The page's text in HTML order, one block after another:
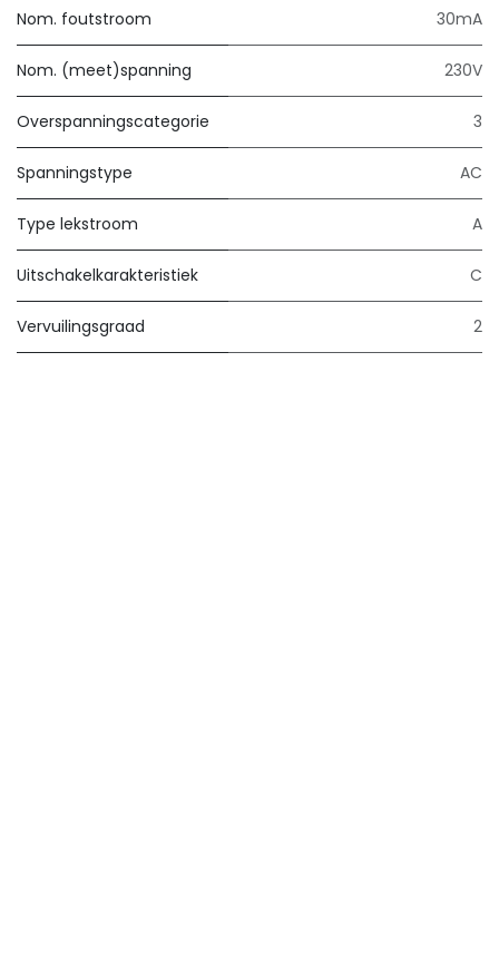
Nom. foutstroom 30mA
Nom. (meet)spanning 230V
Overspanningscategorie 3
Spanningstype AC
Type lekstroom A
Uitschakelkarakteristiek C
Vervuilingsgraad 2